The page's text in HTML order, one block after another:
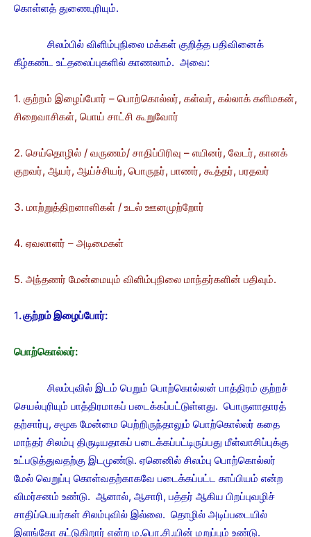
கொள்ளத் துணைபுரியும்.
சிலம்பில் விளிம்புநிலை மக்கள் குறித்த பதிவினைக்
கீழ்கண்ட உட்தலைப்புகளில் காணலாம். அவை:
1. குற்றம் இழைப்போர் – பொற்கொல்லர், கள்வர், கல்லாக் களிமகன்,
சிறைவாசிகள், பொய் சாட்சி கூறுவோர்
2. செய்தொழில் / வருணம்/ சாதிப்பிரிவு – எயினர், வேடர், கானக்
குறவர், ஆயர், ஆய்ச்சியர், பொருநர், பாணர், கூத்தர், பரதவர்
3. மாற்றுத்திறனாளிகள் / உடல் ஊனமுற்றோர்
4. ஏவலாளர் – அடிமைகள்
5. அந்தணர் மேன்மையும் விளிம்புநிலை மாந்தர்களின் பதிவும்.
1. குற்றம் இழைப்போர்:
பொற்கொல்லர்:
சிலம்புவில் இடம் பெறும் பொற்கொல்லன் பாத்திரம் குற்றச்
செயல்புரியும் பாத்திரமாகப் படைக்கப்பட்டுள்ளது. பொருளாதாரத்
தற்சார்பு, சமூக மேன்மை பெற்றிருந்தாலும் பொற்கொல்லர் கதை
மாந்தர் சிலம்பு திருடியதாகப் படைக்கப்பட்டிருப்பது மீள்வாசிப்புக்கு
உட்படுத்துவதற்கு இடமுண்டு. ஏனெனில் சிலம்பு பொற்கொல்லர்
மேல் வெறுப்பு கொள்வதற்காகவே படைக்கப்பட்ட காப்பியம் என்ற
விமர்சனம் உண்டு. ஆனால், ஆசாரி, பத்தர் ஆகிய பிறப்புவழிச்
சாதிப்பெயர்கள் சிலம்புவில் இல்லை. தொழில் அடிப்படையில்
இளங்கோ சுட்டுகிறார் என்ற ம.பொ.சி.யின் மறுப்பும் உண்டு.